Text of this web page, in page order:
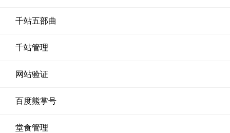
千站五部曲
千站管理
网站验证
百度熊掌号
堂食管理